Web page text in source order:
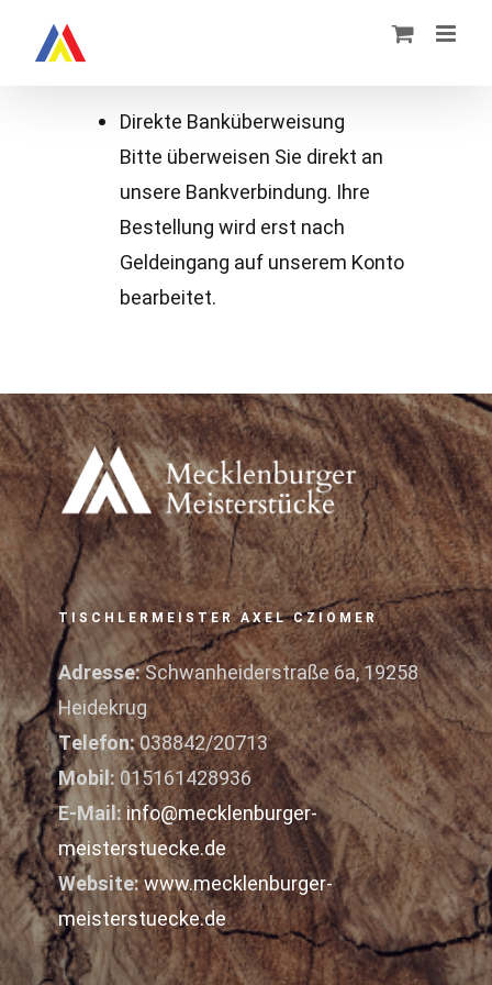
Inhalt
Direkte Banküberweisung
Bitte überweisen Sie direkt an
unsere Bankverbindung. Ihre
Bestellung wird erst nach
Geldeingang auf unserem Konto
bearbeitet.
TISCHLERMEISTER AXEL CZIOMER
Adresse:Schwanheiderstraße 6a, 19258
Heidekrug
Telefon:038842/20713
Mobil:015161428936
E-Mail:info@mecklenburger-
meisterstuecke.de
Website:www.mecklenburger-
meisterstuecke.de